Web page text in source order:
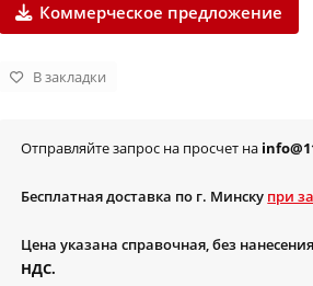
Коммерческое предложение
В закладки
Отправляйте запрос на просчет на
Бесплатная доставка по г. Минску при
Цена указана справочная, без
НДС.